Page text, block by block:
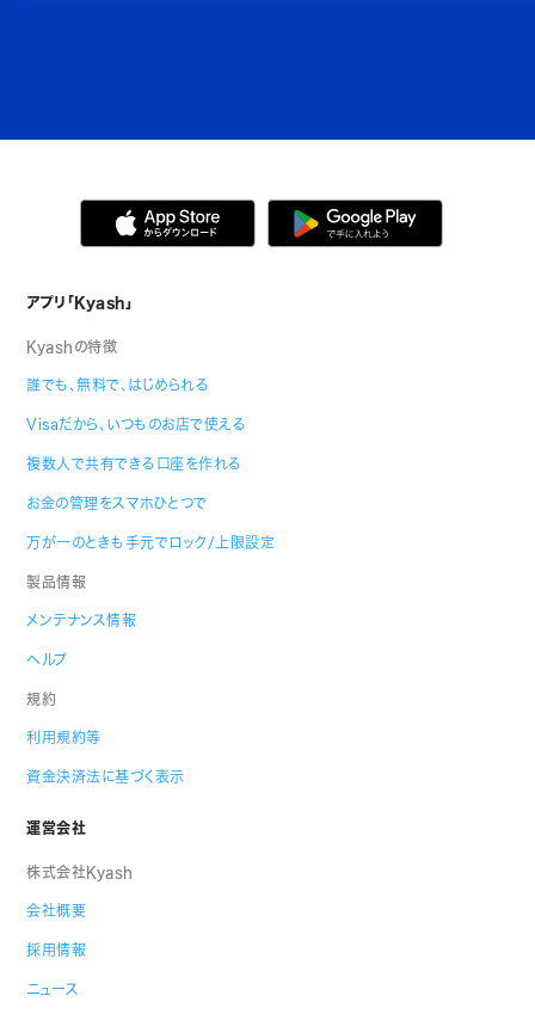
アプリ「Kyash」
Kyashの特徴
誰でも、無料で、はじめられる
Visaだから、いつものお店で使える
複数人で共有できる口座を作れる
お金の管理をスマホひとつで
万が一のときも手元でロック/上限設定
製品情報
メンテナンス情報
ヘルプ
規約
利用規約等
資金決済法に基づく表示
運営会社
株式会社Kyash
会社概要
採用情報
ニュース